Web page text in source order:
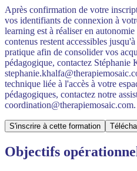
Après confirmation de votre
vos identifiants de connexion à
learning est à réaliser en
contenus restent accessibles
pratique afin de consolider vos
pédagogique, contactez Stéphanie
technique liée à l'accès à votre
pédagogiques, contactez notre
coordination@therapiemosaic.com.
S'inscrire à cette formation
Objectifs